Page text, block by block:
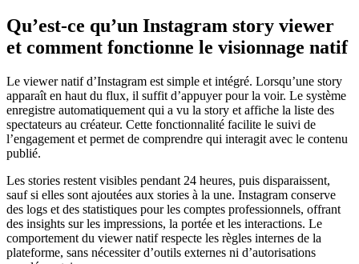
Qu’est-ce qu’un Instagram story viewer
et comment fonctionne le visionnage natif
Le viewer natif d’Instagram est simple et intégré. Lorsqu’une story
apparaît en haut du flux, il suffit d’appuyer pour la voir. Le système
enregistre automatiquement qui a vu la story et affiche la liste des
spectateurs au créateur. Cette fonctionnalité facilite le suivi de
l’engagement et permet de comprendre qui interagit avec le contenu
publié.
Les stories restent visibles pendant 24 heures, puis disparaissent,
sauf si elles sont ajoutées aux stories à la une. Instagram conserve
des logs et des statistiques pour les comptes professionnels, offrant
des insights sur les impressions, la portée et les interactions. Le
comportement du viewer natif respecte les règles internes de la
plateforme, sans nécessiter d’outils externes ni d’autorisations